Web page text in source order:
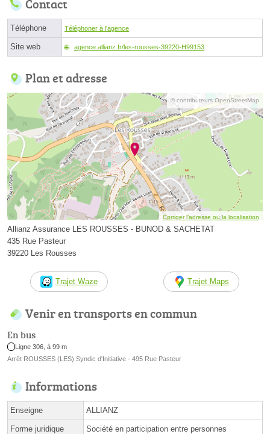
Contact
Téléphone Téléphoner à l'agence
Site web agence.allianz.fr/les-rousses-39220-H99153
Plan et adresse
© contributeurs OpenStreetMap
Corriger l’adresse ou la localisation
Allianz Assurance LES ROUSSES - BUNOD & SACHETAT
435 Rue Pasteur
39220 Les Rousses
Trajet Waze Trajet Maps
Venir en transports en commun
En bus
Ligne 306, à 99 m
Arrêt ROUSSES (LES) Syndic d'Initiative - 495 Rue Pasteur
Informations
Enseigne ALLIANZ
Forme juridique
Société en participation entre personnes